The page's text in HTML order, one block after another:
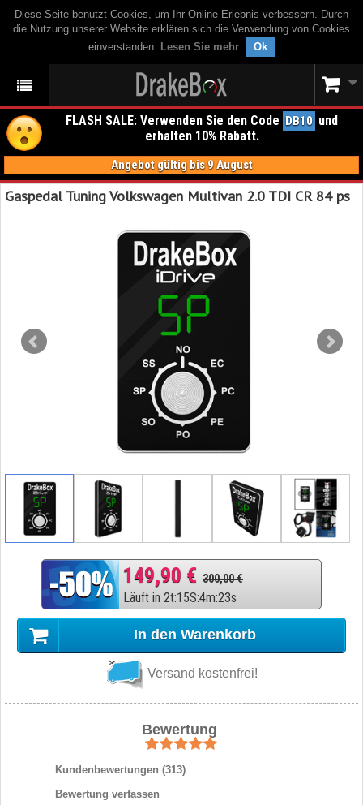
Diese Seite benutzt Cookies, um Ihr Online-Erlebnis verbessern. Durch
die Nutzung unserer Website erklären sich die Verwendung von Cookies
einverstanden. Lesen Sie mehr. Ok
FLASH SALE: Verwenden Sie den Code DB10 und
erhalten 10% Rabatt.
Angebot gültig bis 9 August
Gaspedal Tuning Volkswagen Multivan 2.0 TDI CR 84 ps
149,90 € 300,00 €
Läuft in 2t:15S:4m:22s
In den Warenkorb
Versand kostenfrei!
Bewertung
Kundenbewertungen (313)
Bewertung verfassen